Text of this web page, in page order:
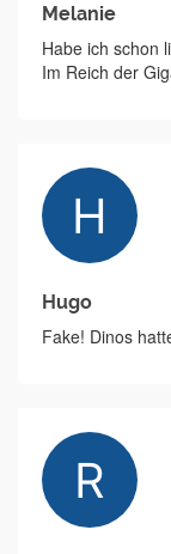
Melanie
Habe ich schon
Im Reich der
Hugo
Fake! Dinos